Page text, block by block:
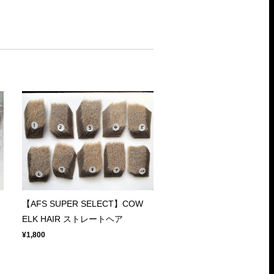
【AFS SUPER SELECT】COW
ELK HAIR ストレートヘア
¥1,800